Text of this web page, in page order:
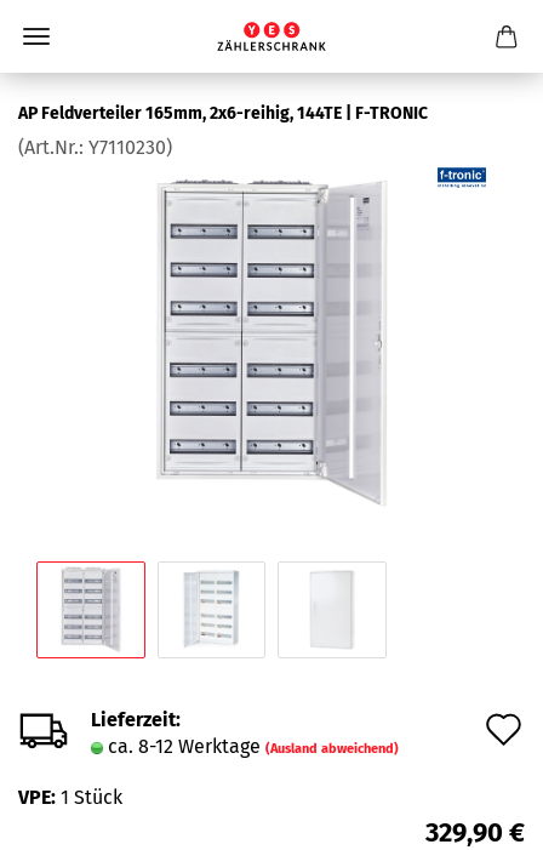
AP Feld­ver­tei­ler 165mm, 2x6-​reihig, 144TE | F-​TRONIC
(Art.Nr.: Y7110230)
Lieferzeit:
ca. 8-12 Werktage (Ausland abweichend)
VPE: 1 Stück
329,90 €